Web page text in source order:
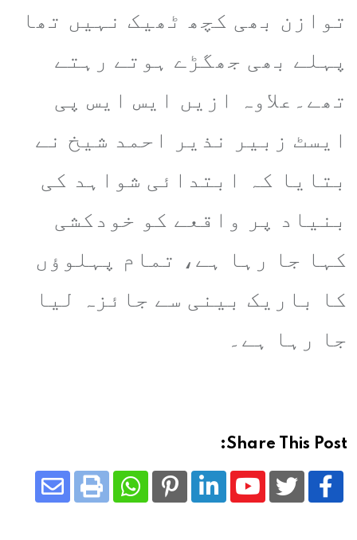
توازن بھی کچھ ٹھیک نہیں تھا
پہلے بھی جھگڑے ہوتے رہتے
تھے۔علاوہ ازیں ایس ایس پی
ایسٹ زبیر نذیر احمد شیخ نے
بتایا کہ ابتدائی شواہد کی
بنیاد پر واقعے کو خودکشی
کہا جا رہا ہے، تمام پہلوؤں
کا باریک بینی سے جائزہ لیا
جا رہا ہے۔
Share This Post:
Youtube
LinkedIn
Pinterest
Whatsapp
Print